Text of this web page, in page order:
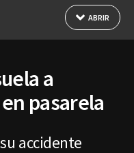
ABRIR
a
pasarela
accidente